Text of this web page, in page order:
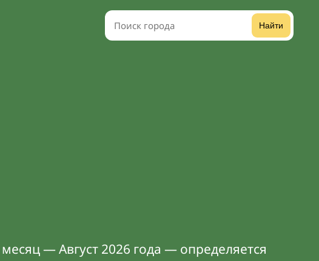
Найти
— Август 2026 года — определяется